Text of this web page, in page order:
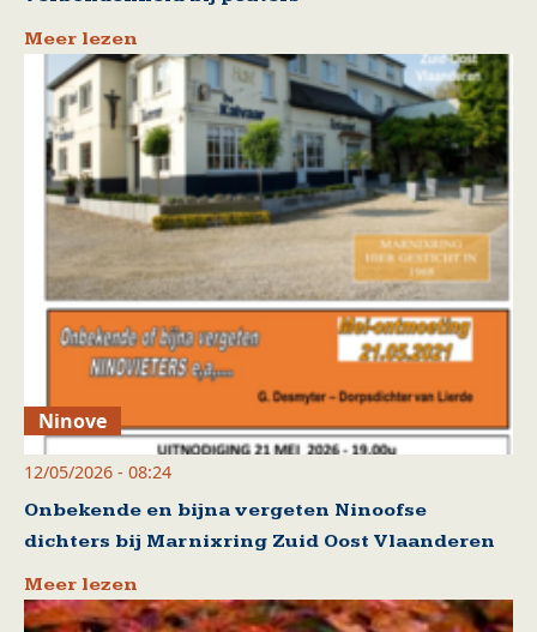
Meer lezen
Ninove
12/05/2026 - 08:24
Onbekende en bijna vergeten Ninoofse
dichters bij Marnixring Zuid Oost Vlaanderen
Meer lezen